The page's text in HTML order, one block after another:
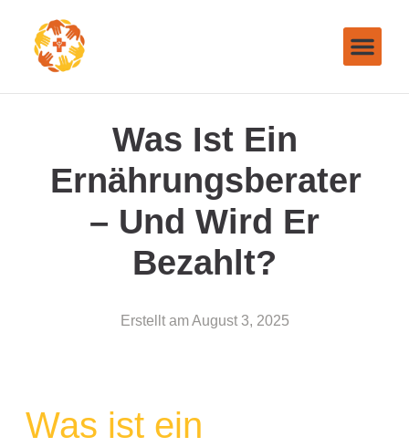
Was Ist Ein
Ernährungsberater
– Und Wird Er
Bezahlt?
Erstellt am August 3, 2025
Was ist ein